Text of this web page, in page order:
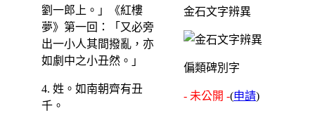
劉一郎上。」《紅樓
夢》第一回：「又必旁
出一小人其間撥亂，亦
如劇中之小丑然。」
4. 姓。如南朝齊有丑
千。
金石文字辨異
偏類碑別字
- 未公開 -(申請)